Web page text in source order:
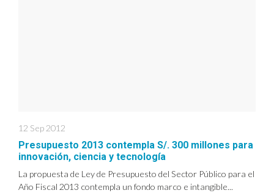
12 Sep 2012
Presupuesto 2013 contempla S/. 300 millones para
innovación, ciencia y tecnología
La propuesta de Ley de Presupuesto del Sector Público para el
Año Fiscal 2013 contempla un fondo marco e intangible...